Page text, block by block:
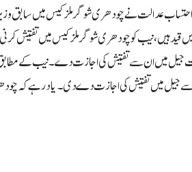
احتساب عدالت نے چودھری شوگر ملز کیس میں سابق
ہیں، نیب کو چودھری شوگر ملز کیس میں تفتیش
جیل میں ان سے تفتیش کی اجازت دے۔نیب کے
جیل میں تفتیش کی اجازت دے دی۔یاد رہے کہ چودھری